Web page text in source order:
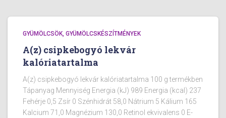
GYÜMÖLCSÖK, GYÜMÖLCSKÉSZÍTMÉNYEK
A(z) csipkebogyó lekvár
kalóriatartalma
A(z) csipkebogyó lekvár kalóriatartalma 100 g termékben
Tápanyag Mennyiség Energia (kJ) 989 Energia (kcal) 237
Fehérje 0,5 Zsír 0 Szénhidrát 58,0 Nátrium 5 Kálium 165
Kalcium 71,0 Magnézium 130,0 Retinol ekvivalens 0 E-